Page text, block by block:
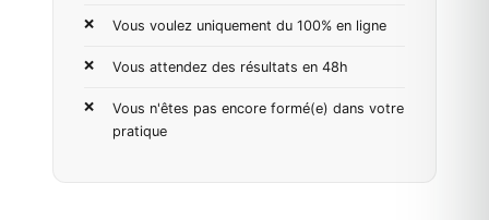
Vous voulez uniquement du 100% en ligne
Vous attendez des résultats en 48h
Vous n'êtes pas encore formé(e) dans votre
pratique